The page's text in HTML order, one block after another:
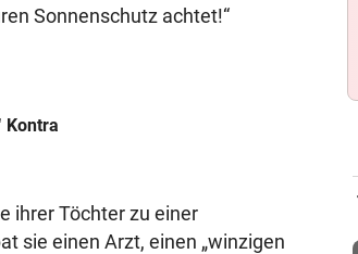
Sonnenschutz achtet!“
Kontra
ihrer Töchter zu einer
sie einen Arzt, einen „winzigen